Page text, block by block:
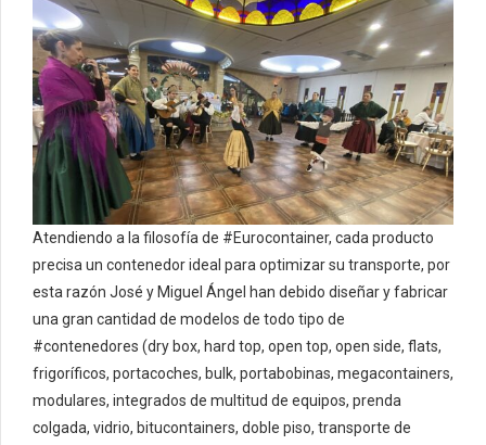
Atendiendo a la filosofía de #Eurocontainer, cada producto
precisa un contenedor ideal para optimizar su transporte, por
esta razón José y Miguel Ángel han debido diseñar y fabricar
una gran cantidad de modelos de todo tipo de
#contenedores (dry box, hard top, open top, open side, flats,
frigoríficos, portacoches, bulk, portabobinas, megacontainers,
modulares, integrados de multitud de equipos, prenda
colgada, vidrio, bitucontainers, doble piso, transporte de